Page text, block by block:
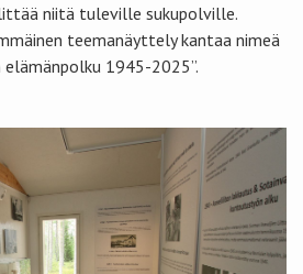
niitä tuleville sukupolville.
teemanäyttely kantaa nimeä
elämänpolku 1945-2025”.